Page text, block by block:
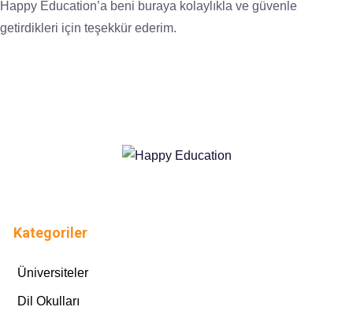
Happy Education’a beni buraya kolaylıkla ve güvenle
getirdikleri için teşekkür ederim.
Kategoriler
Üniversiteler
Dil Okulları